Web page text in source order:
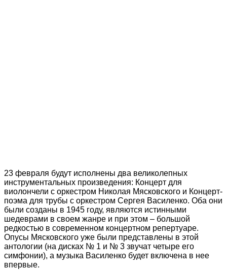
23 февраля будут исполнены два великолепных
инструментальных произведения: Концерт для
виолончели с оркестром Николая Мясковского и Концерт-
поэма для трубы с оркестром Сергея Василенко. Оба они
были созданы в 1945 году, являются истинными
шедеврами в своем жанре и при этом – большой
редкостью в современном концертном репертуаре.
Опусы Мясковского уже были представлены в этой
антологии (на дисках № 1 и № 3 звучат четыре его
симфонии), а музыка Василенко будет включена в нее
впервые.